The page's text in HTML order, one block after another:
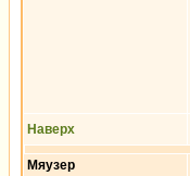
Наверх
Мяузер